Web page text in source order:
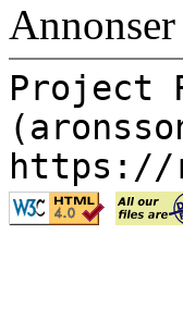
Annonser
Project
https://